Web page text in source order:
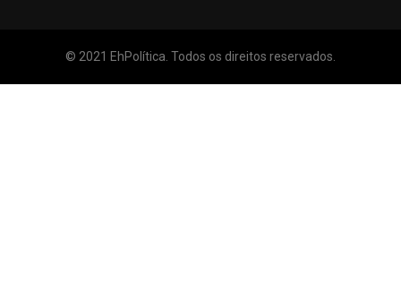
© 2021 EhPolítica. Todos os direitos reservados.